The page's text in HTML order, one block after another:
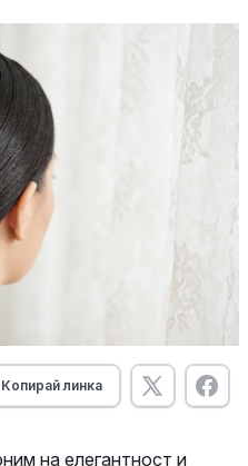
Копирай линка
на елегантност и